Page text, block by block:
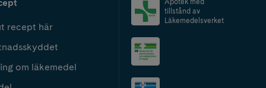
recept här
om läkemedel
Apotek med
tillstånd av
Läkemedelsverket